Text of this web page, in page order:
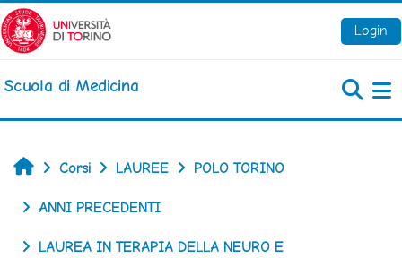
Vai al contenuto principale
Login
Scuola di Medicina
Home
Corsi LAUREE POLO TORINO
ANNI PRECEDENTI
LAUREA IN TERAPIA DELLA NEURO E